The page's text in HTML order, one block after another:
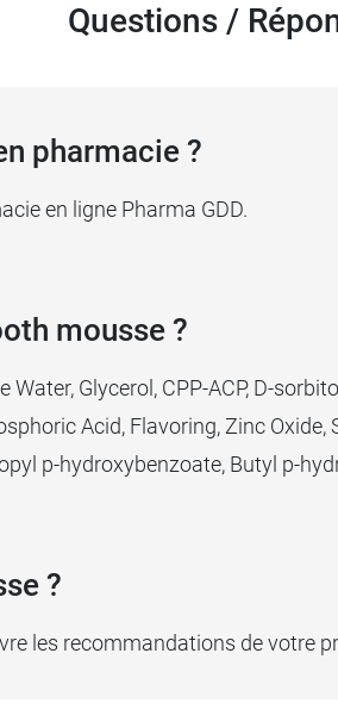
Questions /
pharmacie ?
en ligne Pharma GDD.
mousse ?
Glycerol, CPP-ACP, D-
Acid, Flavoring, Zinc
p-hydroxybenzoate, Butyl p-
?
les recommandations de votre